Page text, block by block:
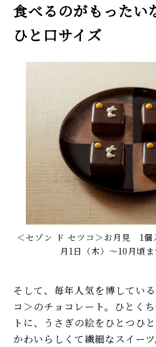
食べるのがもったい
ひと口サイズ
＜セゾン ド セツコ＞お月見 1
月1日（木）～10月頃
そして、毎年人気を博してい
コ＞のチョコレート。ひとく
トに、うさぎの絵をひとつひ
かわいらしくて繊細なスイーツ